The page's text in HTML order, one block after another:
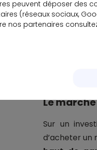
Le
Sur un
d’acheter un
peuvent déposer des
(réseaux sociaux,
nos partenaires